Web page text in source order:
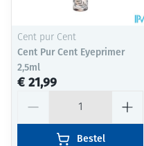
Cent pur Cent
Cent Pur Cent Eyeprimer
2,5ml
€ 21,99
Bestel